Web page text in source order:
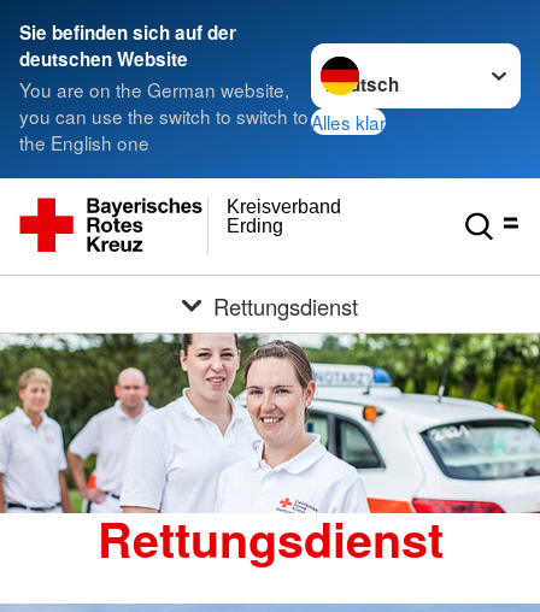
Sie befinden sich auf der
deutschen Website
You are on the German website,
you can use the switch to switch to
the English one
Sprache wechseln zu
Alles klar
Erding
Kreisverband
Rettungsdienst
Rettungsdienst